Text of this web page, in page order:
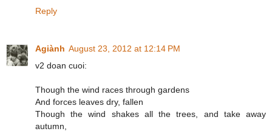
Reply
Agiành August 23, 2012 at 12:14 PM
v2 doan cuoi:
Though the wind races through gardens
And forces leaves dry, fallen
Though the wind shakes all the trees, and take away
autumn,